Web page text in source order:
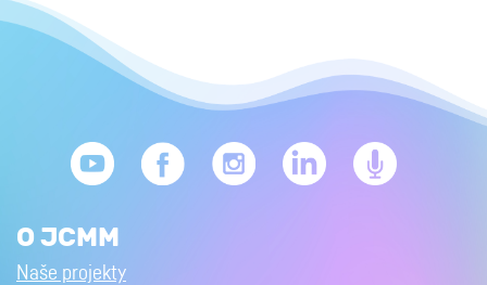
O JCMM
Naše projekty